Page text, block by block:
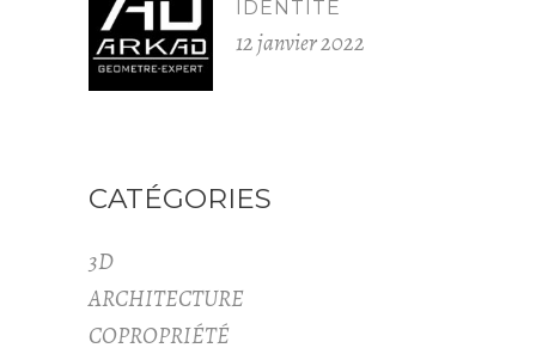
IDENTITÉ
12 janvier 2022
CATÉGORIES
3D
ARCHITECTURE
COPROPRIÉTÉ